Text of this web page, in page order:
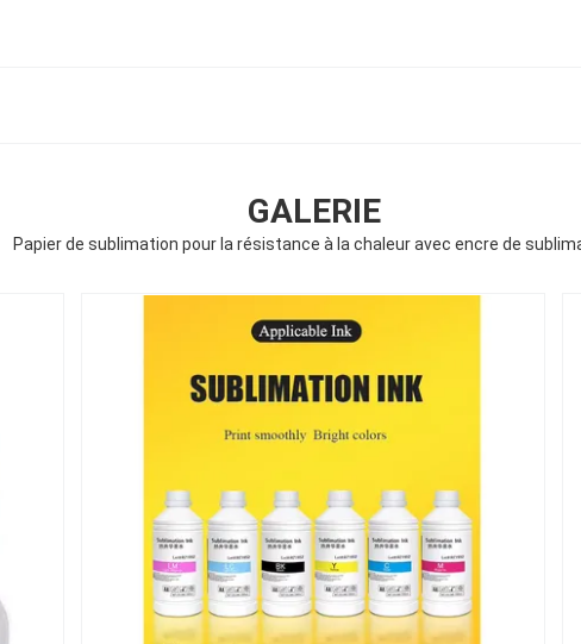
GALERIE
Papier de sublimation pour la résistance à la chaleur avec encre de